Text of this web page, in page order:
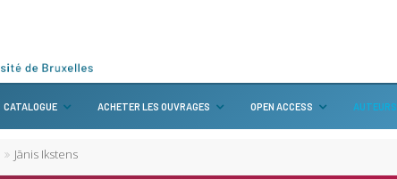
CATALOGUE ACHETER LES OUVRAGES OPEN ACCESS AUTEURS
Jānis Ikstens